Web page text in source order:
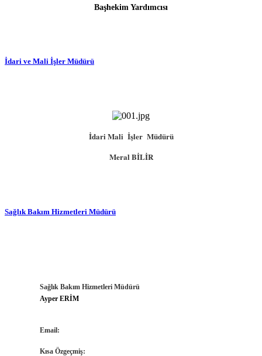
Başhekim Yardımcısı
İdari ve Mali İşler Müdürü
İdari Mali İşler Müdürü
Meral BİLİR
Sağlık Bakım Hizmetleri Müdürü
Sağlık Bakım Hizmetleri Müdürü
Ayper ERİM
Email:
Kısa Özgeçmiş: